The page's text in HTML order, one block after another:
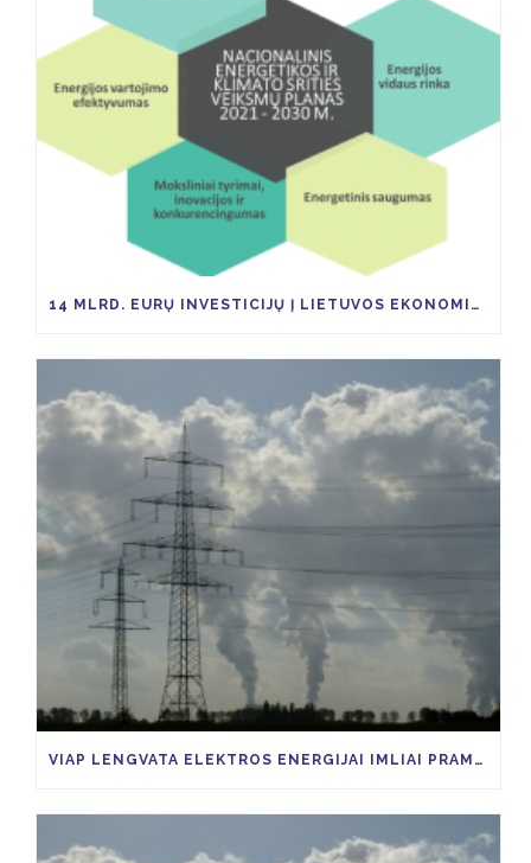
14 MLRD. EURŲ INVESTICIJŲ Į LIETUVOS EKONOMIKĄ TAM KAD IKI 2030 M. ŠESD SUMAŽĖTŲ 9 PROC.
VIAP LENGVATA ELEKTROS ENERGIJAI IMLIAI PRAMONEI